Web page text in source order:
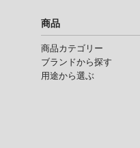
商品
商品カテゴリー
ブランドから探す
用途から選ぶ